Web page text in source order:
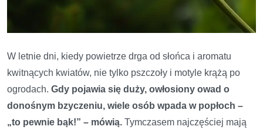
W letnie dni, kiedy powietrze drga od słońca i aromatu
kwitnących kwiatów, nie tylko pszczoły i motyle krążą po
ogrodach. Gdy pojawia się duży, owłosiony owad o
donośnym bzyczeniu, wiele osób wpada w popłoch –
„to pewnie bąk!” – mówią. Tymczasem najczęściej mają